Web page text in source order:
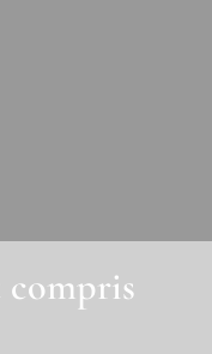
compris